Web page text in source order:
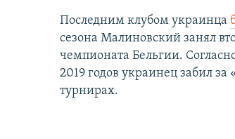
Последним клубом украинца
сезона Малиновский занял
чемпионата Бельгии.
2019 годов украинец забил за
турнирах.